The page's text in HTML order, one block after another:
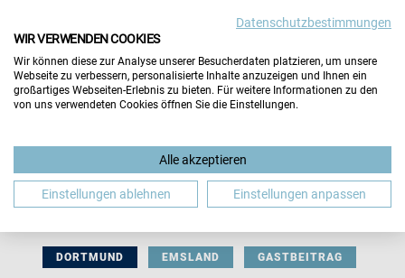
BERUFLICHE ORIENTIERUNG BEWERBUNG
DORTMUND EMSLAND GASTBEITRAG
Datenschutzbestimmungen
WIR VERWENDEN COOKIES
Wir können diese zur Analyse unserer Besucherdaten platzieren, um unsere
Webseite zu verbessern, personalisierte Inhalte anzuzeigen und Ihnen ein
großartiges Webseiten-Erlebnis zu bieten. Für weitere Informationen zu den
von uns verwendeten Cookies öffnen Sie die Einstellungen.
Alle akzeptieren
Einstellungen ablehnen Einstellungen anpassen